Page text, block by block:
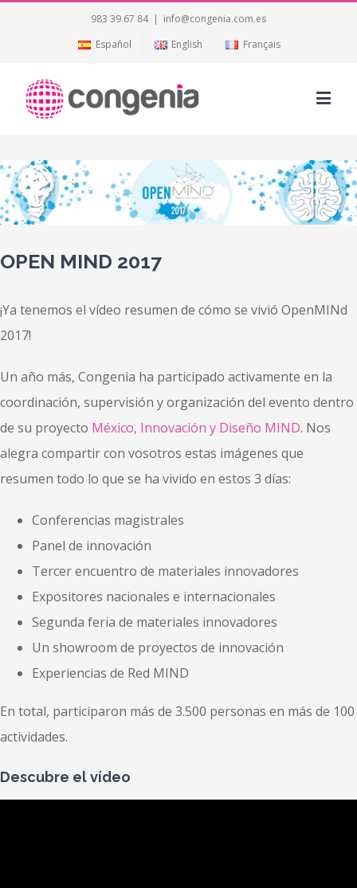
983 39 67 84 | info@congenia.com.es
Español
English Français
View
Larger
Image
OPEN MIND 2017
¡Ya tenemos el vídeo resumen de cómo se vivió OpenMINd
2017!
Un año más, Congenia ha participado activamente en la
coordinación, supervisión y organización del evento dentro
de su proyecto México, Innovación y Diseño MIND. Nos
alegra compartir con vosotros estas imágenes que
resumen todo lo que se ha vivido en estos 3 días:
Conferencias magistrales
Panel de innovación
Tercer encuentro de materiales innovadores
Expositores nacionales e internacionales
Segunda feria de materiales innovadores
Un showroom de proyectos de innovación
Experiencias de Red MIND
En total, participaron más de 3.500 personas en más de 100
actividades.
Descubre el vídeo